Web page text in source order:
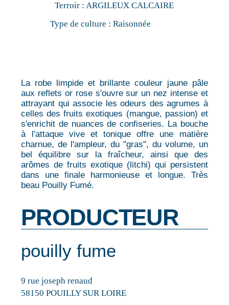
Terroir : ARGILEUX CALCAIRE
Type de culture : Raisonnée
La robe limpide et brillante couleur jaune pâle
aux reflets or rose s'ouvre sur un nez intense et
attrayant qui associe les odeurs des agrumes à
celles des fruits exotiques (mangue, passion) et
s'enrichit de nuances de confiseries. La bouche
à l'attaque vive et tonique offre une matière
charnue, de l'ampleur, du "gras", du volume, un
bel équilibre sur la fraîcheur, ainsi que des
arômes de fruits exotique (litchi) qui persistent
dans une finale harmonieuse et longue. Très
beau Pouilly Fumé.
PRODUCTEUR
pouilly fume
9 rue joseph renaud
58150 POUILLY SUR LOIRE